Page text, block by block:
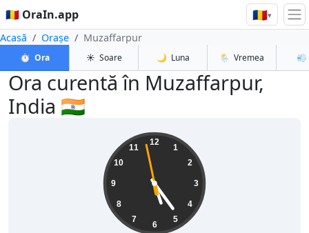
🇷🇴 OraIn.app 🇷🇴▾
Acasă Orașe Muzaffarpur
⏱️ Ora ☀️ Soare 🌙 Luna 🌦️ Vremea 💨
Ora curentă în Muzaffarpur,
India 🇮🇳
12
1
2
3
4
5
6
7
8
9
10
11